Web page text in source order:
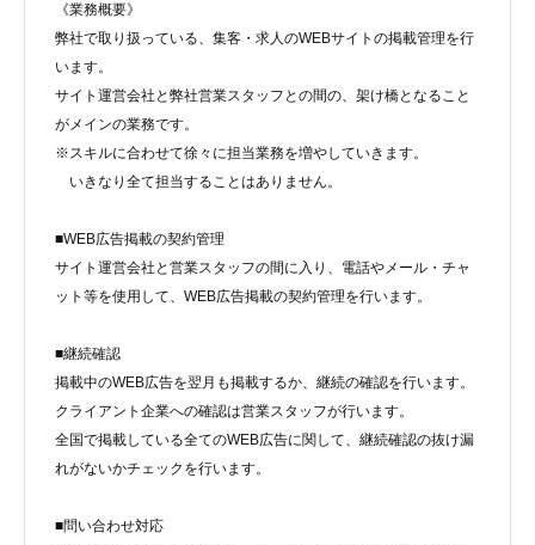
《業務概要》
弊社で取り扱っている、集客・求人のWEBサイトの掲載管理を行
います。
サイト運営会社と弊社営業スタッフとの間の、架け橋となること
がメインの業務です。
※スキルに合わせて徐々に担当業務を増やしていきます。
いきなり全て担当することはありません。
■WEB広告掲載の契約管理
サイト運営会社と営業スタッフの間に入り、電話やメール・チャ
ット等を使用して、WEB広告掲載の契約管理を行います。
■継続確認
掲載中のWEB広告を翌月も掲載するか、継続の確認を行います。
クライアント企業への確認は営業スタッフが行います。
全国で掲載している全てのWEB広告に関して、継続確認の抜け漏
れがないかチェックを行います。
■問い合わせ対応